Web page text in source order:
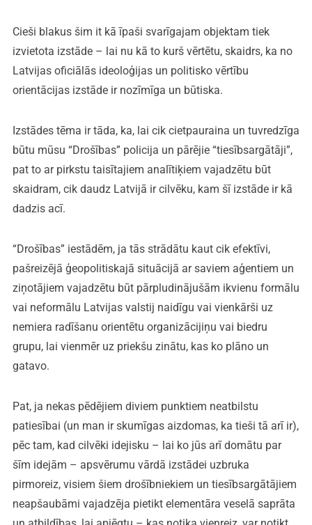
Cieši blakus šim it kā īpaši svarīgajam objektam tiek
izvietota izstāde – lai nu kā to kurš vērtētu, skaidrs, ka no
Latvijas oficiālās ideoloģijas un politisko vērtību
orientācijas izstāde ir nozīmīga un būtiska.
Izstādes tēma ir tāda, ka, lai cik cietpauraina un tuvredzīga
būtu mūsu “Drošības” policija un pārējie “tiesībsargātāji”,
pat to ar pirkstu taisītajiem analītiķiem vajadzētu būt
skaidram, cik daudz Latvijā ir cilvēku, kam šī izstāde ir kā
dadzis acī.
“Drošības” iestādēm, ja tās strādātu kaut cik efektīvi,
pašreizējā ģeopolitiskajā situācijā ar saviem aģentiem un
ziņotājiem vajadzētu būt pārpludinājušām ikvienu formālu
vai neformālu Latvijas valstij naidīgu vai vienkārši uz
nemiera radīšanu orientētu organizācijiņu vai biedru
grupu, lai vienmēr uz priekšu zinātu, kas ko plāno un
gatavo.
Pat, ja nekas pēdējiem diviem punktiem neatbilstu
patiesībai (un man ir skumīgas aizdomas, ka tieši tā arī ir),
pēc tam, kad cilvēki idejisku – lai ko jūs arī domātu par
šīm idejām – apsvērumu vārdā izstādei uzbruka
pirmoreiz, visiem šiem drošībniekiem un tiesībsargātājiem
neapšaubāmi vajadzēja pietikt elementāra veselā saprāta